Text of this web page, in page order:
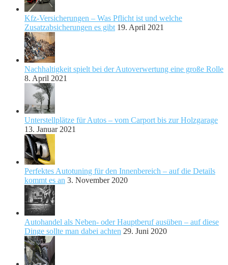
Kfz-Versicherungen – Was Pflicht ist und welche
Zusatzabsicherungen es gibt 19. April 2021
Nachhaltigkeit spielt bei der Autoverwertung eine große Rolle
8. April 2021
Unterstellplätze für Autos – vom Carport bis zur Holzgarage
13. Januar 2021
Perfektes Autotuning für den Innenbereich – auf die Details
kommt es an 3. November 2020
Autohandel als Neben- oder Hauptberuf ausüben – auf diese
Dinge sollte man dabei achten 29. Juni 2020